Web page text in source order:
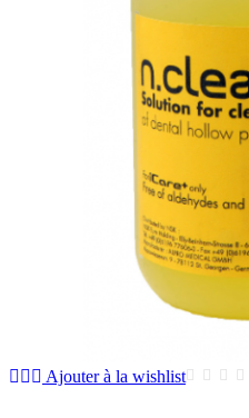
Ajouter à la wishlist